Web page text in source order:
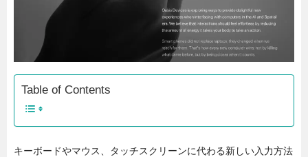
Table of Contents
キーボードやマウス、タッチスクリーンに代わる新しい入力方法